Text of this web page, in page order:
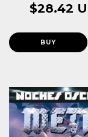
$28.42